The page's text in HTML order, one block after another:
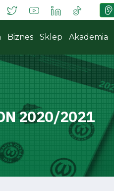
Biznes Sklep Akademia
2020/2021